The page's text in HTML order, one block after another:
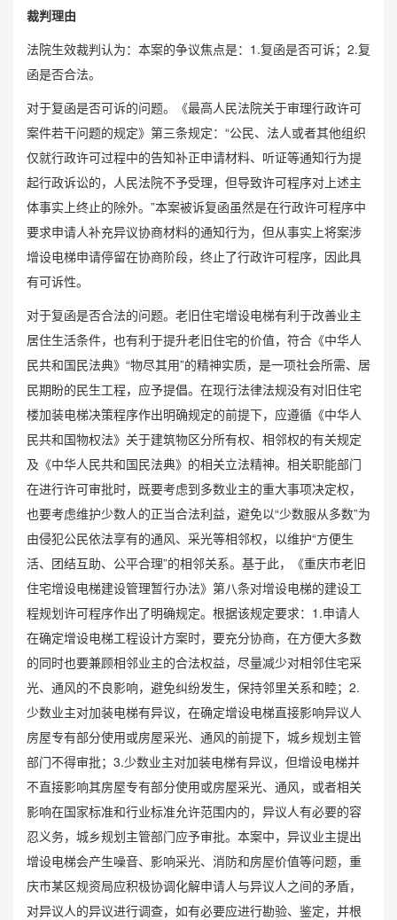
裁判理由
法院生效裁判认为：本案的争议焦点是：1.复函是否可诉；2.复
函是否合法。
对于复函是否可诉的问题。《最高人民法院关于审理行政许可
案件若干问题的规定》第三条规定：“公民、法人或者其他组织
仅就行政许可过程中的告知补正申请材料、听证等通知行为提
起行政诉讼的，人民法院不予受理，但导致许可程序对上述主
体事实上终止的除外。”本案被诉复函虽然是在行政许可程序中
要求申请人补充异议协商材料的通知行为，但从事实上将案涉
增设电梯申请停留在协商阶段，终止了行政许可程序，因此具
有可诉性。
对于复函是否合法的问题。老旧住宅增设电梯有利于改善业主
居住生活条件，也有利于提升老旧住宅的价值，符合《中华人
民共和国民法典》“物尽其用”的精神实质，是一项社会所需、居
民期盼的民生工程，应予提倡。在现行法律法规没有对旧住宅
楼加装电梯决策程序作出明确规定的前提下，应遵循《中华人
民共和国物权法》关于建筑物区分所有权、 相邻权的有关规定
及《中华人民共和国民法典》的相关立法精神。相关职能部门
在进行许可审批时，既要考虑到多数业主的重大事项决定权，
也要考虑维护少数人的正当合法利益，避免以“少数服从多数”为
由侵犯公民依法享有的通风、采光等相邻权，以维护“方便生
活、团结互助、公平合理”的相邻关系。基于此，《重庆市老旧
住宅增设电梯建设管理暂行办法》第八条对增设电梯的建设工
程规划许可程序作出了明确规定。根据该规定要求：1.申请人
在确定增设电梯工程设计方案时，要充分协商，在方便大多数
的同时也要兼顾相邻业主的合法权益，尽量减少对相邻住宅采
光、通风的不良影响，避免纠纷发生，保持邻里关系和睦；2.
少数业主对加装电梯有异议，在确定增设电梯直接影响异议人
房屋专有部分使用或房屋采光、通风的前提下，城乡规划主管
部门不得审批；3.少数业主对加装电梯有异议，但增设电梯并
不直接影响其房屋专有部分使用或房屋采光、通风，或者相关
影响在国家标准和行业标准允许范围内的，异议人有必要的容
忍义务，城乡规划主管部门应予审批。本案中，异议业主提出
增设电梯会产生噪音、影响采光、消防和房屋价值等问题，重
庆市某区规资局应积极协调化解申请人与异议人之间的矛盾，
对异议人的异议进行调查，如有必要应进行勘验、鉴定，并根